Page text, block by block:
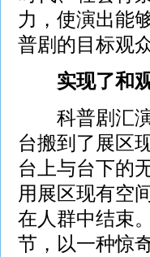
力，使演出能
普剧的目标观
实现了和
科普剧汇演
台搬到了展区
台上与台下的
用展区现有空
在人群中结束
节，以一种惊